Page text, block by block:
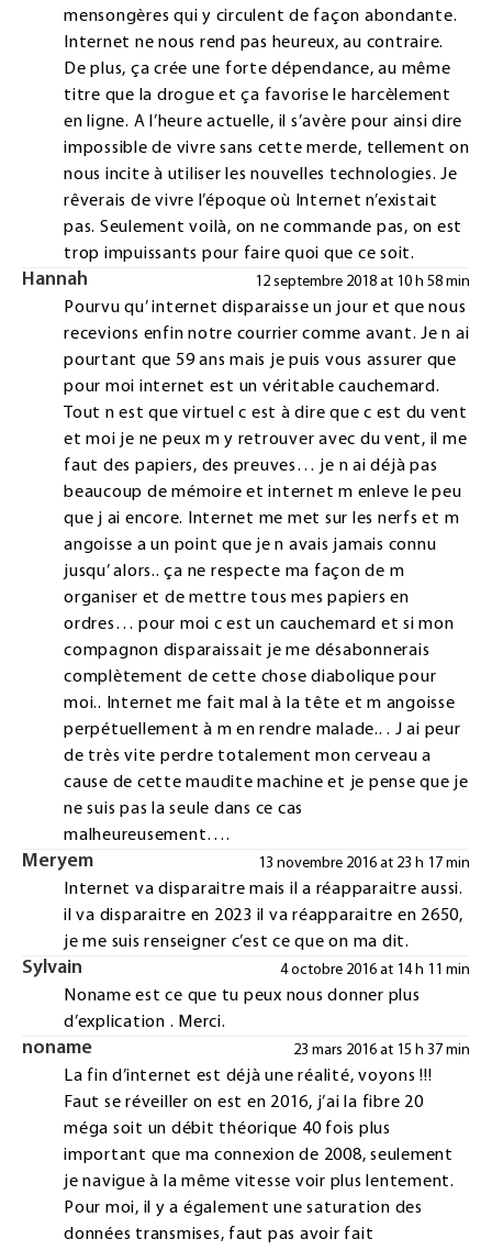
mensongères qui y circulent de façon abondante.
Internet ne nous rend pas heureux, au contraire.
De plus, ça crée une forte dépendance, au même
titre que la drogue et ça favorise le harcèlement
en ligne. A l’heure actuelle, il s’avère pour ainsi dire
impossible de vivre sans cette merde, tellement on
nous incite à utiliser les nouvelles technologies. Je
rêverais de vivre l’époque où Internet n’existait
pas. Seulement voilà, on ne commande pas, on est
trop impuissants pour faire quoi que ce soit.
Hannah 12 septembre 2018 at 10 h 58 min
Pourvu qu’ internet disparaisse un jour et que nous
recevions enfin notre courrier comme avant. Je n ai
pourtant que 59 ans mais je puis vous assurer que
pour moi internet est un véritable cauchemard.
Tout n est que virtuel c est à dire que c est du vent
et moi je ne peux m y retrouver avec du vent, il me
faut des papiers, des preuves… je n ai déjà pas
beaucoup de mémoire et internet m enleve le peu
que j ai encore. Internet me met sur les nerfs et m
angoisse a un point que je n avais jamais connu
jusqu’ alors.. ça ne respecte ma façon de m
organiser et de mettre tous mes papiers en
ordres… pour moi c est un cauchemard et si mon
compagnon disparaissait je me désabonnerais
complètement de cette chose diabolique pour
moi.. Internet me fait mal à la tête et m angoisse
perpétuellement à m en rendre malade.. . J ai peur
de très vite perdre totalement mon cerveau a
cause de cette maudite machine et je pense que je
ne suis pas la seule dans ce cas
malheureusement….
Meryem 13 novembre 2016 at 23 h 17 min
Internet va disparaitre mais il a réapparaitre aussi.
il va disparaitre en 2023 il va réapparaitre en 2650,
je me suis renseigner c’est ce que on ma dit.
Sylvain 4 octobre 2016 at 14 h 11 min
Noname est ce que tu peux nous donner plus
d’explication . Merci.
noname 23 mars 2016 at 15 h 37 min
La fin d’internet est déjà une réalité, voyons !!!
Faut se réveiller on est en 2016, j’ai la fibre 20
méga soit un débit théorique 40 fois plus
important que ma connexion de 2008, seulement
je navigue à la même vitesse voir plus lentement.
Pour moi, il y a également une saturation des
données transmises, faut pas avoir fait